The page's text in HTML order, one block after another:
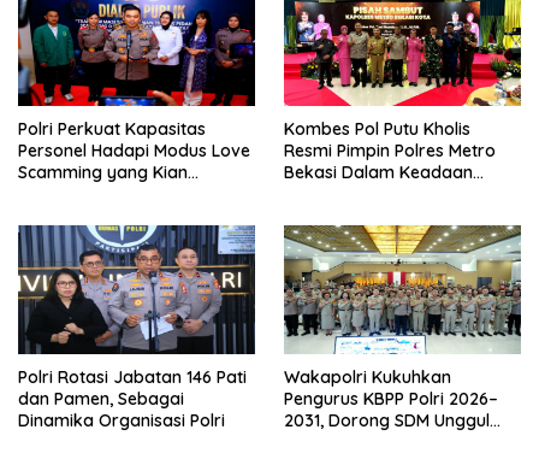
Polri Perkuat Kapasitas
Personel Hadapi Modus Love
Scamming yang Kian
Kombes Pol Putu Kholis
Resmi Pimpin Polres Metro
Bekasi Dalam Keadaan
Polri Rotasi Jabatan 146 Pati
dan Pamen, Sebagai
Dinamika Organisasi Polri
Wakapolri Kukuhkan
Pengurus KBPP Polri 2026–
2031, Dorong SDM Unggul